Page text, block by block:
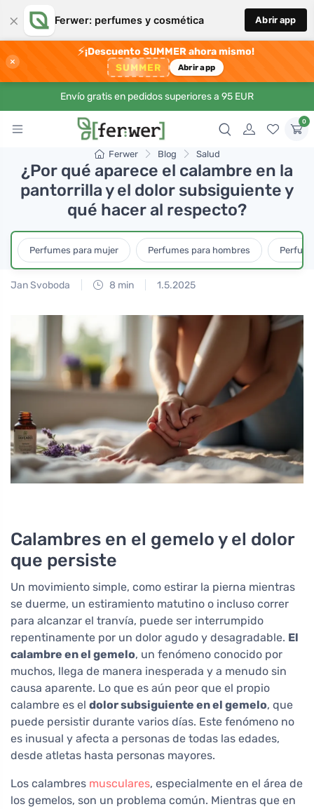
× Ferwer: perfumes y cosmética Abrir app
×
⚡¡Descuento SUMMER ahora mismo!
SUMMER Abrir app
Envío gratis en pedidos superiores a 95 EUR
0
Ferwer Blog Salud
¿Por qué aparece el calambre en la
pantorrilla y el dolor subsiguiente y
qué hacer al respecto?
Perfumes para mujer Perfumes para hombres
Jan Svoboda 8 min 1.5.2025
Calambres en el gemelo y el dolor
que persiste
Un movimiento simple, como estirar la pierna mientras
se duerme, un estiramiento matutino o incluso correr
para alcanzar el tranvía, puede ser interrumpido
repentinamente por un dolor agudo y desagradable. El
calambre en el gemelo, un fenómeno conocido por
muchos, llega de manera inesperada y a menudo sin
causa aparente. Lo que es aún peor que el propio
calambre es el dolor subsiguiente en el gemelo, que
puede persistir durante varios días. Este fenómeno no
es inusual y afecta a personas de todas las edades,
desde atletas hasta personas mayores.
Los calambres musculares, especialmente en el área de
los gemelos, son un problema común. Mientras que en